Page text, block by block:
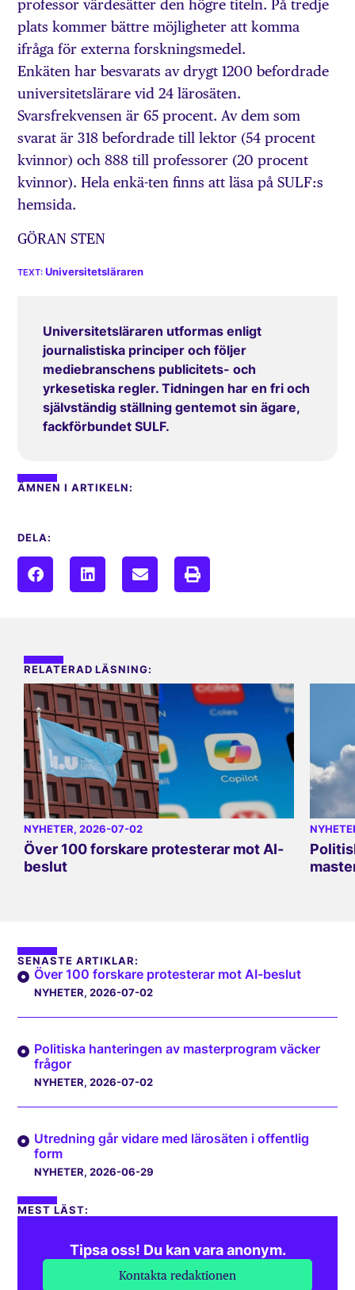
professor värdesätter den högre titeln. På tredje
plats kommer bättre möjligheter att komma
ifråga för externa forskningsmedel.
Enkäten har besvarats av drygt 1200 befordrade
universitetslärare vid 24 lärosäten.
Svarsfrekvensen är 65 procent. Av dem som
svarat är 318 befordrade till lektor (54 procent
kvinnor) och 888 till professorer (20 procent
kvinnor). Hela enkä-ten finns att läsa på SULF:s
hemsida.
GÖRAN STEN
Universitetsläraren
Universitetsläraren utformas enligt
journalistiska principer och följer
mediebranschens publicitets- och
yrkesetiska regler. Tidningen har en fri och
självständig ställning gentemot sin ägare,
fackförbundet SULF.
ÄMNEN I ARTIKELN:
DELA:
RELATERAD LÄSNING:
NYHETER, 2026-07-02
Över 100 forskare protesterar mot AI-
beslut
SENASTE ARTIKLAR:
Över 100 forskare protesterar mot AI-beslut
NYHETER, 2026-07-02
Politiska hanteringen av masterprogram väcker
frågor
NYHETER, 2026-07-02
Utredning går vidare med lärosäten i offentlig
form
NYHETER, 2026-06-29
MEST LÄST:
Tipsa oss! Du kan vara anonym.
Kontakta redaktionen